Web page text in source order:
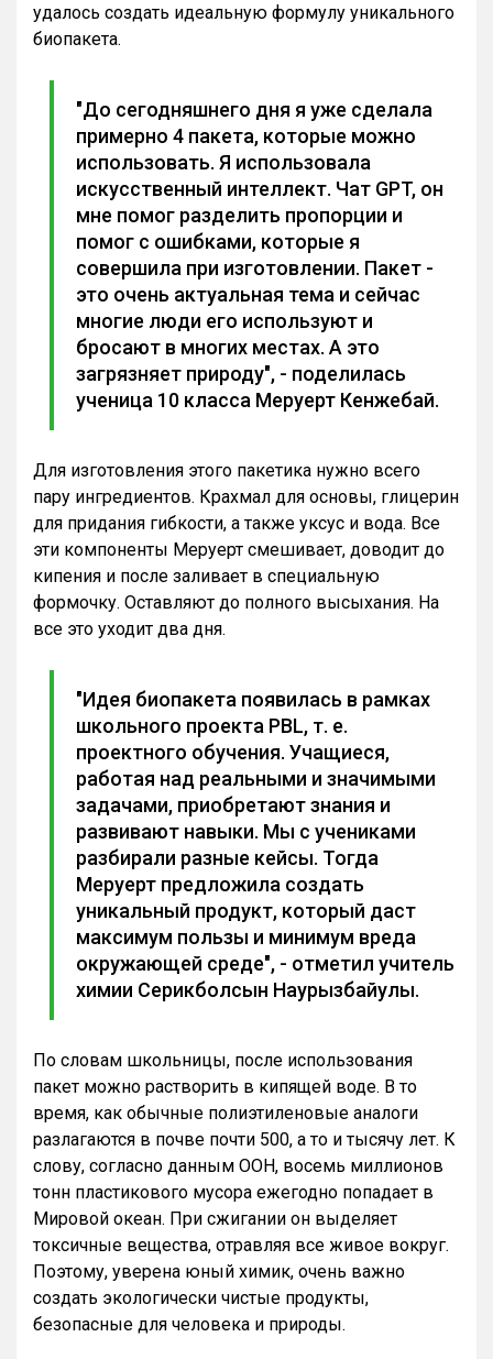
удалось создать идеальную формулу уникального
биопакета.
"До сегодняшнего дня я уже сделала
примерно 4 пакета, которые можно
использовать. Я использовала
искусственный интеллект. Чат GPT, он
мне помог разделить пропорции и
помог с ошибками, которые я
совершила при изготовлении. Пакет -
это очень актуальная тема и сейчас
многие люди его используют и
бросают в многих местах. А это
загрязняет природу", - поделилась
ученица 10 класса Меруерт Кенжебай.
Для изготовления этого пакетика нужно всего
пару ингредиентов. Крахмал для основы, глицерин
для придания гибкости, а также уксус и вода. Все
эти компоненты Меруерт смешивает, доводит до
кипения и после заливает в специальную
формочку. Оставляют до полного высыхания. На
все это уходит два дня.
"Идея биопакета появилась в рамках
школьного проекта PBL, т. е.
проектного обучения. Учащиеся,
работая над реальными и значимыми
задачами, приобретают знания и
развивают навыки. Мы с учениками
разбирали разные кейсы. Тогда
Меруерт предложила создать
уникальный продукт, который даст
максимум пользы и минимум вреда
окружающей среде", - отметил учитель
химии Серикболсын Наурызбайулы.
По словам школьницы, после использования
пакет можно растворить в кипящей воде. В то
время, как обычные полиэтиленовые аналоги
разлагаются в почве почти 500, а то и тысячу лет. К
слову, согласно данным ООН, восемь миллионов
тонн пластикового мусора ежегодно попадает в
Мировой океан. При сжигании он выделяет
токсичные вещества, отравляя все живое вокруг.
Поэтому, уверена юный химик, очень важно
создать экологически чистые продукты,
безопасные для человека и природы.